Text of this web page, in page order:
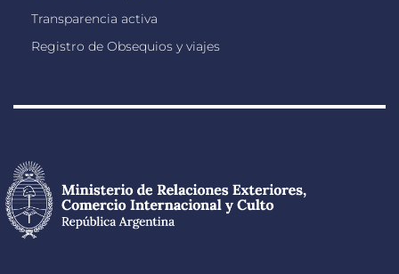
Transparencia activa
Registro de Obsequios y viajes